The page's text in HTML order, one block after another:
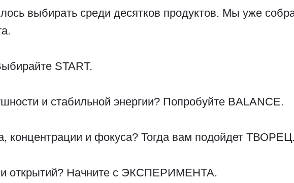
выбирать среди десятков продуктов. Мы уже
START.
и стабильной энергии? Попробуйте BALANCE.
концентрации и фокуса? Тогда вам подойдет ТВОРЕЦ.
и открытий? Начните с ЭКСПЕРИМЕНТА.